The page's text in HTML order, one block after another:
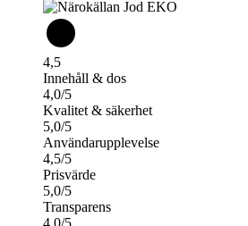
4,5
Innehåll & dos
4,0/5
Kvalitet & säkerhet
5,0/5
Användarupplevelse
4,5/5
Prisvärde
5,0/5
Transparens